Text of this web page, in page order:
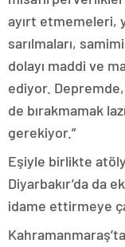
ayırt etmemeleri,
sarılmaları,
dolayı maddi ve
ediyor. Depremde,
de bırakmamak
gerekiyor.”
Eşiyle birlikte
Diyarbakır’da da
idame ettirmeye